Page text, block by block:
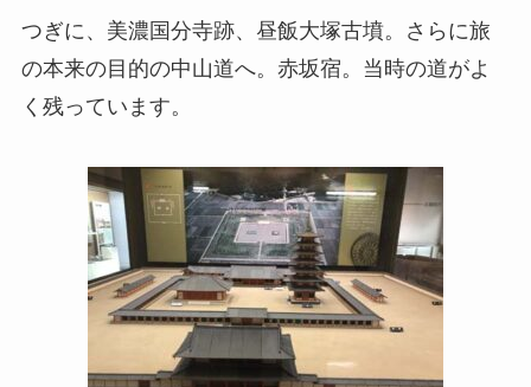
つぎに、美濃国分寺跡、昼飯大塚古墳。さらに旅
の本来の目的の中山道へ。赤坂宿。当時の道がよ
く残っています。